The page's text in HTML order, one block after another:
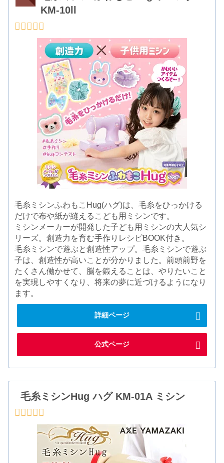
KM-10ll
毛糸ミシンふわもこHug(ハグ)は、毛糸をひっかける
だけで布や紙が縫えるこども用ミシンです。
ミシンメーカーが開発した子ども用ミシンの大人気シ
リーズ。創造力を育む手作りレシピBOOK付き。
毛糸ミシンで遊ぶと創造性アップ。毛糸ミシンで遊ぶ
子は、創造性が高いことが分かりました。前頭前野を
たくさん働かせて、脳を鍛えることは、やりたいこと
を実現しやすくなり、将来の夢に近づけるようになり
ます。
詳細ページ
公式ページ
毛糸ミシンHug ハグ KM-01A ミシン